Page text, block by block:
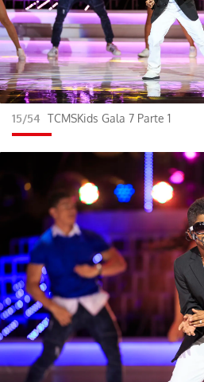
15/54 TCMSKids Gala 7 Parte 1